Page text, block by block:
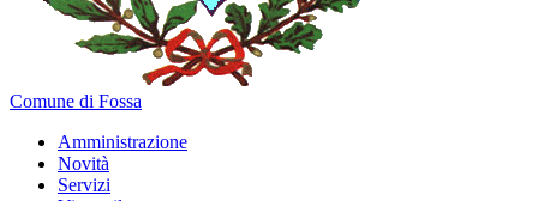
Comune di Fossa
Amministrazione
Novità
Servizi